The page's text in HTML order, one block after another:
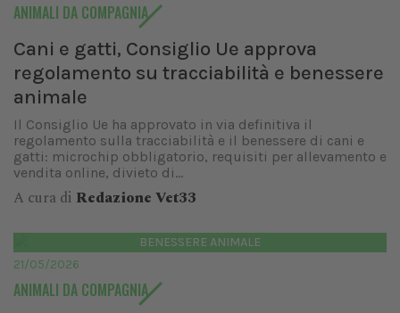
ANIMALI DA COMPAGNIA
Cani e gatti, Consiglio Ue approva
regolamento su tracciabilità e benessere
animale
Il Consiglio Ue ha approvato in via definitiva il
regolamento sulla tracciabilità e il benessere di cani e
gatti: microchip obbligatorio, requisiti per allevamento e
vendita online, divieto di...
A cura di Redazione Vet33
BENESSERE ANIMALE
21/05/2026
ANIMALI DA COMPAGNIA